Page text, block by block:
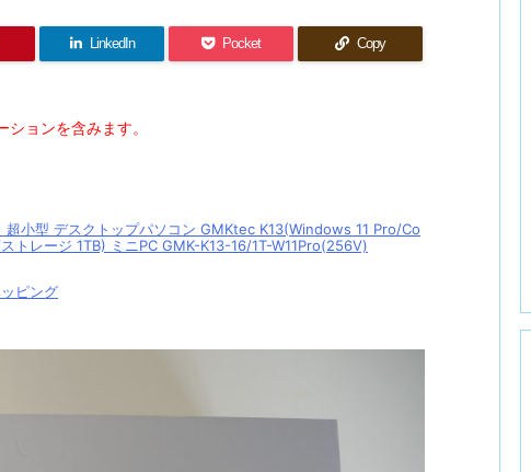
LinkedIn Pocket Copy
ョンを含みます。
小型 デスクトップパソコン GMKtec K13(Windows 11 Pro/Co
トレージ 1TB) ミニPC GMK-K13-16/1T-W11Pro(256V)
ピング